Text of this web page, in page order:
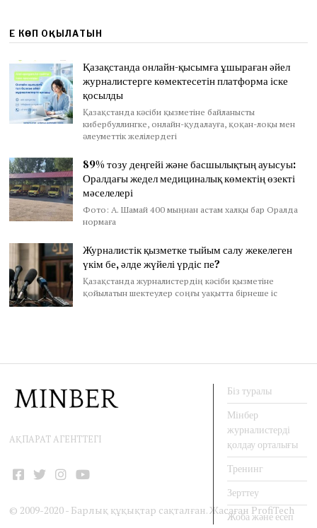
ЕҢ КӨП ОҚЫЛАТЫН
Қазақстанда онлайн-қысымға ұшыраған әйел
журналистерге көмектесетін платформа іске
қосылды
Қазақстанда кәсіби қызметіне байланысты
кибербуллингке, онлайн-қудалауға, қоқан-лоқы мен
әлеуметтік желілердегі
89% тозу деңгейі және басшылықтың ауысуы:
Оралдағы жедел медициналық көмектің өзекті
мәселелері
Фото: А. Шамай 400 мыңнан астам халқы бар Оралда
нормаға
Журналистік қызметке тыйым салу жекелеген
үкім бе, әлде жүйелі үрдіс пе?
Қазақстанда журналистердің кәсіби қызметіне
қойылатын шектеулер соңғы уақытта бірнеше іс
АҚПАРАТ АГЕНТТЕГІ
© 2009-2020 - Барлық құқықтар сақталған. ЖасағанProfiTech
Біз туралы
Мінбер
журналистерді
қолдау орталығы
Тренинг
Зерттеу
Жоба және есеп